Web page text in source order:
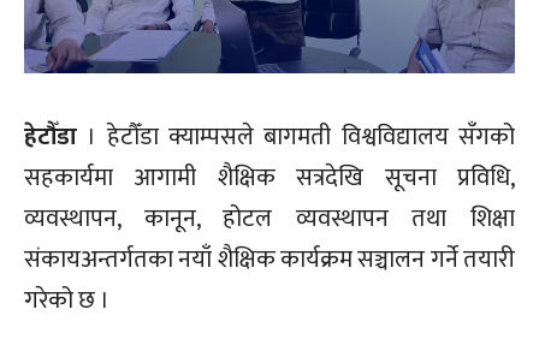
हेटौँडा । हेटौँडा क्याम्पसले बागमती विश्वविद्यालय सँगको
सहकार्यमा आगामी शैक्षिक सत्रदेखि सूचना प्रविधि,
व्यवस्थापन, कानून, होटल व्यवस्थापन तथा शिक्षा
संकायअन्तर्गतका नयाँ शैक्षिक कार्यक्रम सञ्चालन गर्ने तयारी
गरेको छ ।